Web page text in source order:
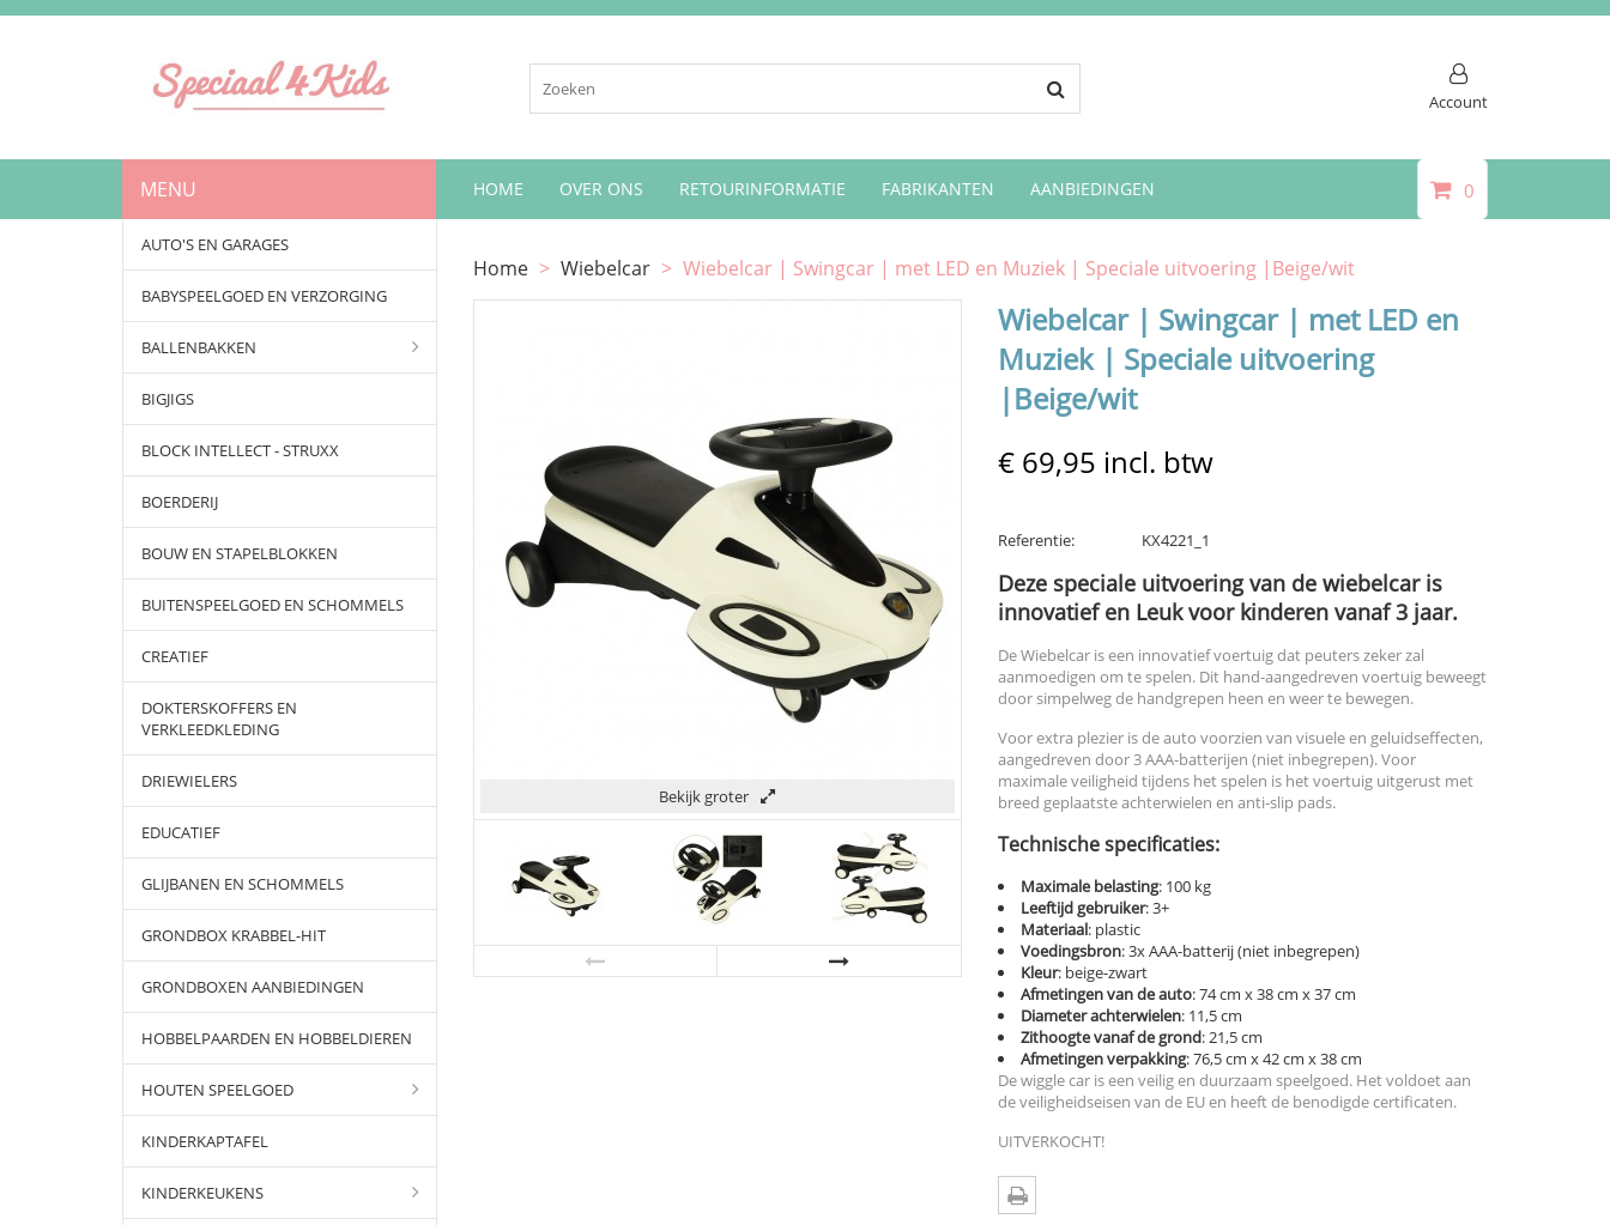
Account
0
HOME OVER ONS RETOURINFORMATIE FABRIKANTEN AANBIEDINGEN
MENU
AUTO'S EN GARAGES
BABYSPEELGOED EN VERZORGING
BALLENBAKKEN
BIGJIGS
BLOCK INTELLECT - STRUXX
BOERDERIJ
BOUW EN STAPELBLOKKEN
BUITENSPEELGOED EN SCHOMMELS
CREATIEF
DOKTERSKOFFERS EN
VERKLEEDKLEDING
DRIEWIELERS
EDUCATIEF
GLIJBANEN EN SCHOMMELS
GRONDBOX KRABBEL-HIT
GRONDBOXEN AANBIEDINGEN
HOBBELPAARDEN EN HOBBELDIEREN
HOUTEN SPEELGOED
KINDERKAPTAFEL
KINDERKEUKENS
Home > Wiebelcar > Wiebelcar | Swingcar | met LED en Muziek | Speciale uitvoering |Beige/wit
Bekijk groter
Wiebelcar | Swingcar | met LED en
Muziek | Speciale uitvoering
|Beige/wit
€ 69,95 incl. btw
Referentie: KX4221_1
Deze speciale uitvoering van de wiebelcar is
innovatief en Leuk voor kinderen vanaf 3 jaar.
De Wiebelcar is een innovatief voertuig dat peuters zeker zal
aanmoedigen om te spelen. Dit hand-aangedreven voertuig beweegt
door simpelweg de handgrepen heen en weer te bewegen.
Voor extra plezier is de auto voorzien van visuele en geluidseffecten,
aangedreven door 3 AAA-batterijen (niet inbegrepen). Voor
maximale veiligheid tijdens het spelen is het voertuig uitgerust met
breed geplaatste achterwielen en anti-slip pads.
Technische specificaties:
Maximale belasting: 100 kg
Leeftijd gebruiker: 3+
Materiaal: plastic
Voedingsbron: 3x AAA-batterij (niet inbegrepen)
Kleur: beige-zwart
Afmetingen van de auto: 74 cm x 38 cm x 37 cm
Diameter achterwielen: 11,5 cm
Zithoogte vanaf de grond: 21,5 cm
Afmetingen verpakking: 76,5 cm x 42 cm x 38 cm
De wiggle car is een veilig en duurzaam speelgoed. Het voldoet aan
de veiligheidseisen van de EU en heeft de benodigde certificaten.
UITVERKOCHT!